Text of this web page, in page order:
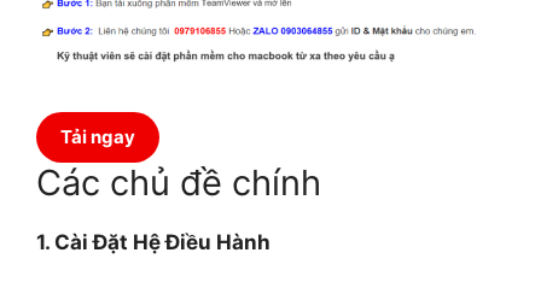
Tải ngay
Các chủ đề chính
1. Cài Đặt Hệ Điều Hành